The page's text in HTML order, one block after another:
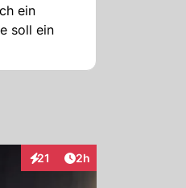
ein
soll ein
21
InteraktionenArtikel veröffentlicht:
2h